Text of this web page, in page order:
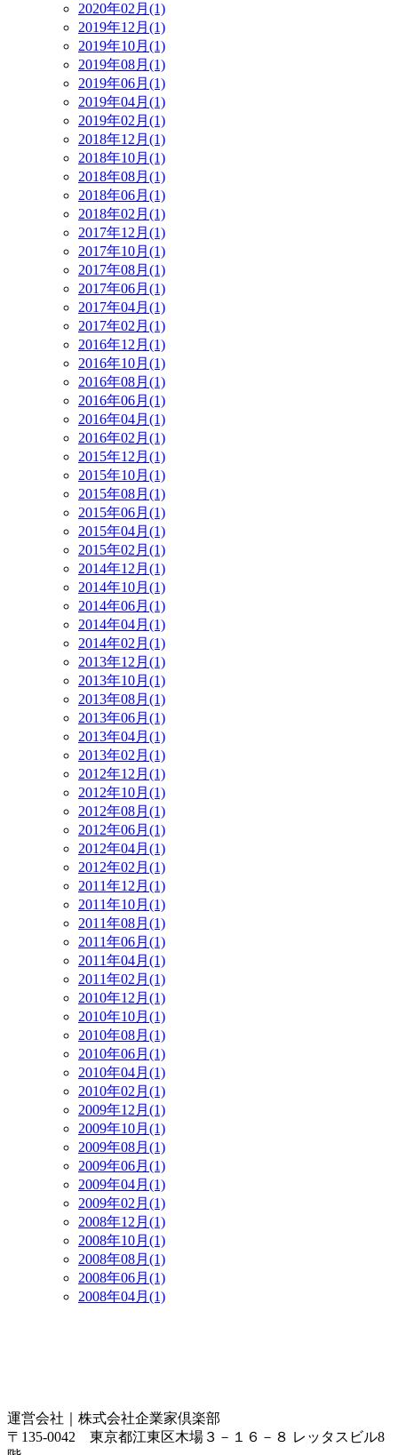
2020年02月(1)
2019年12月(1)
2019年10月(1)
2019年08月(1)
2019年06月(1)
2019年04月(1)
2019年02月(1)
2018年12月(1)
2018年10月(1)
2018年08月(1)
2018年06月(1)
2018年02月(1)
2017年12月(1)
2017年10月(1)
2017年08月(1)
2017年06月(1)
2017年04月(1)
2017年02月(1)
2016年12月(1)
2016年10月(1)
2016年08月(1)
2016年06月(1)
2016年04月(1)
2016年02月(1)
2015年12月(1)
2015年10月(1)
2015年08月(1)
2015年06月(1)
2015年04月(1)
2015年02月(1)
2014年12月(1)
2014年10月(1)
2014年06月(1)
2014年04月(1)
2014年02月(1)
2013年12月(1)
2013年10月(1)
2013年08月(1)
2013年06月(1)
2013年04月(1)
2013年02月(1)
2012年12月(1)
2012年10月(1)
2012年08月(1)
2012年06月(1)
2012年04月(1)
2012年02月(1)
2011年12月(1)
2011年10月(1)
2011年08月(1)
2011年06月(1)
2011年04月(1)
2011年02月(1)
2010年12月(1)
2010年10月(1)
2010年08月(1)
2010年06月(1)
2010年04月(1)
2010年02月(1)
2009年12月(1)
2009年10月(1)
2009年08月(1)
2009年06月(1)
2009年04月(1)
2009年02月(1)
2008年12月(1)
2008年10月(1)
2008年08月(1)
2008年06月(1)
2008年04月(1)
運営会社｜ 株式会社企業家倶楽部
〒135-0042 東京都江東区木場３－１６－８ レッタスビル8